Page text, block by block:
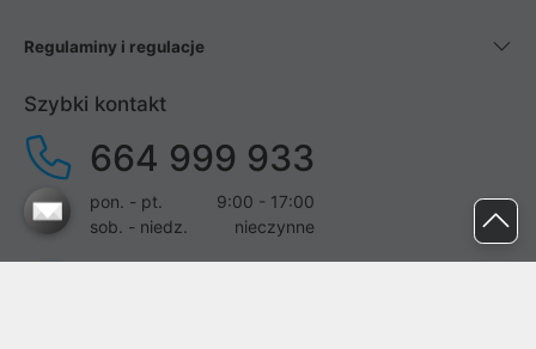
Regulaminy i regulacje
Szybki kontakt
664 999 933
pon. - pt.
9:00 - 17:00
sob. - niedz.
nieczynne